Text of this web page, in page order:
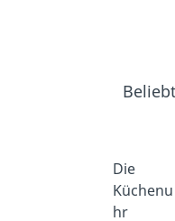
Die
Küchenu
hr